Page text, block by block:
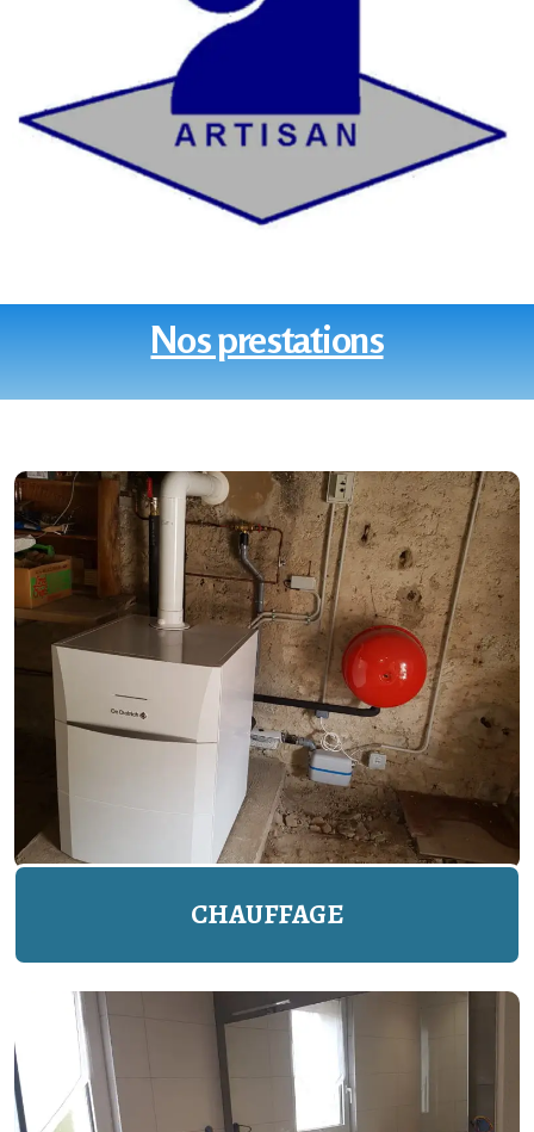
Nos prestations
CHAUFFAGE